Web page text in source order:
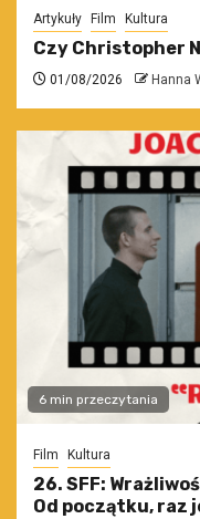
Artykuły Film Kultura
Czy Christopher
01/08/2026 Hanna
6 min przeczytania
Film Kultura
26. SFF:
Od początku, raz